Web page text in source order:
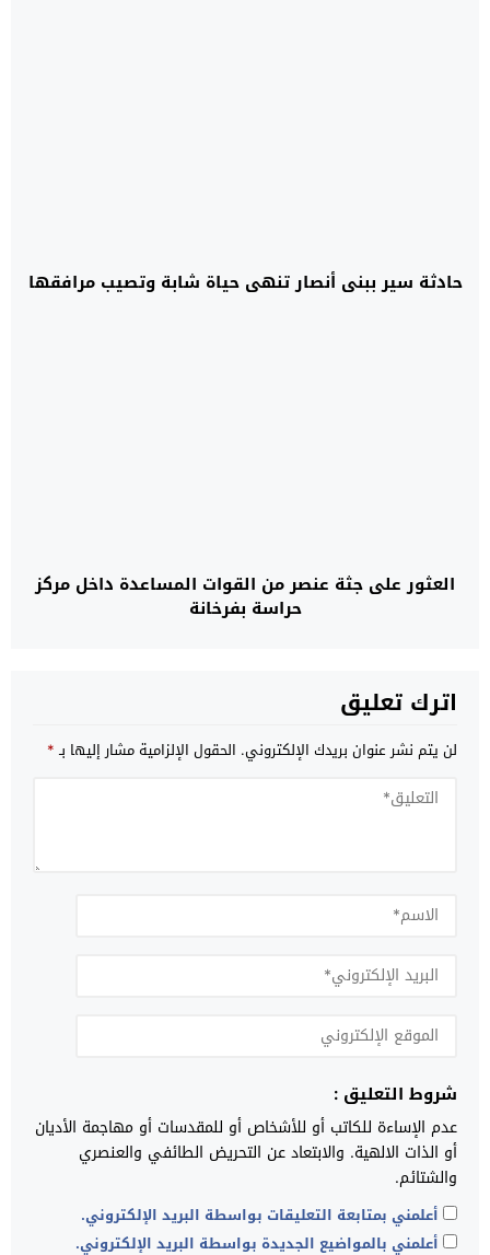
حادثة سير ببني أنصار تنهي حياة شابة وتصيب مرافقها
العثور على جثة عنصر من القوات المساعدة داخل مركز
حراسة بفرخانة
اترك تعليق
لن يتم نشر عنوان بريدك الإلكتروني. الحقول الإلزامية مشار إليها بـ*
شروط التعليق :
عدم الإساءة للكاتب أو للأشخاص أو للمقدسات أو مهاجمة الأديان
أو الذات الالهية. والابتعاد عن التحريض الطائفي والعنصري
والشتائم.
أعلمني بمتابعة التعليقات بواسطة البريد الإلكتروني.
أعلمني بالمواضيع الجديدة بواسطة البريد الإلكتروني.